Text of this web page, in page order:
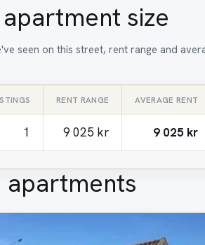
size
seen on this street, rent range and
RENT RANGE AVERAGE RENT
1 9 025 kr 9 025 kr
apartments